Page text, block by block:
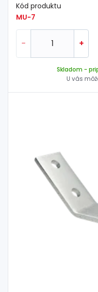
Kód produktu
MU-7
- +
Skladom -
U vás